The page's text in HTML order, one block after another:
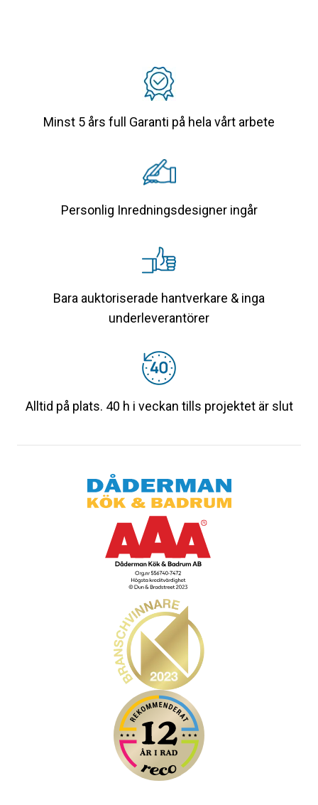
Minst 5 års full Garanti på hela vårt arbete
Personlig Inredningsdesigner ingår
Bara auktoriserade hantverkare & inga
underleverantörer
Alltid på plats. 40 h i veckan tills projektet är slut